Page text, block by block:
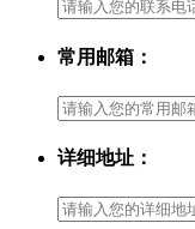
常用邮箱：
详细地址：